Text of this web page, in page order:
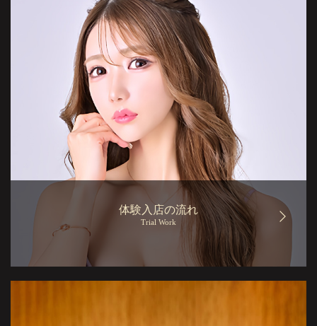
体験入店の流れ
Trial Work